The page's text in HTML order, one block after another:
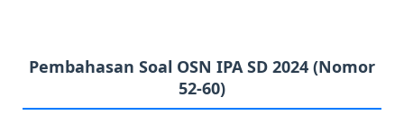
Pembahasan Soal OSN IPA SD 2024 (Nomor
52-60)